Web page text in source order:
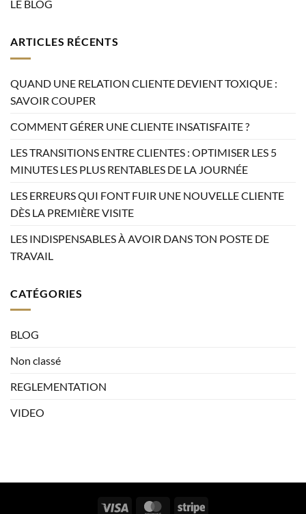
LE BLOG
ARTICLES RÉCENTS
QUAND UNE RELATION CLIENTE DEVIENT TOXIQUE :
SAVOIR COUPER
COMMENT GÉRER UNE CLIENTE INSATISFAITE ?
LES TRANSITIONS ENTRE CLIENTES : OPTIMISER LES 5
MINUTES LES PLUS RENTABLES DE LA JOURNÉE
LES ERREURS QUI FONT FUIR UNE NOUVELLE CLIENTE
DÈS LA PREMIÈRE VISITE
LES INDISPENSABLES À AVOIR DANS TON POSTE DE
TRAVAIL
CATÉGORIES
BLOG
Non classé
REGLEMENTATION
VIDEO